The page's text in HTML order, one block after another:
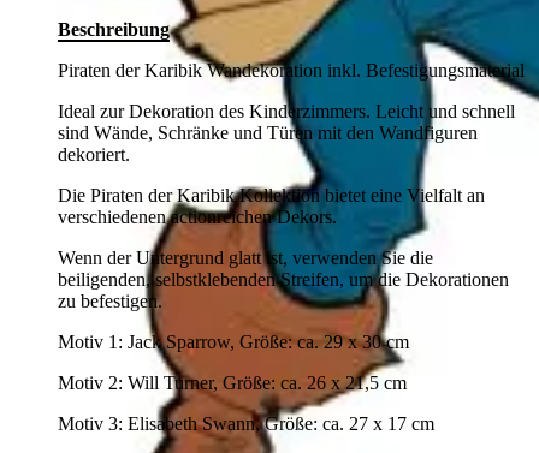
Beschreibung
Piraten der Karibik Wandekoration inkl. Befestigungsmaterial
Ideal zur Dekoration des Kinderzimmers. Leicht und schnell
sind Wände, Schränke und Türen mit den Wandfiguren
dekoriert.
Die Piraten der Karibik Kollektion bietet eine Vielfalt an
verschiedenen actionreichen Dekors.
Wenn der Untergrund glatt ist, verwenden Sie die
beiligenden, selbstklebenden Streifen, um die Dekorationen
zu befestigen.
Motiv 1: Jack Sparrow, Größe: ca. 29 x 30 cm
Motiv 2: Will Turner, Größe: ca. 26 x 21,5 cm
Motiv 3: Elisabeth Swann, Größe: ca. 27 x 17 cm